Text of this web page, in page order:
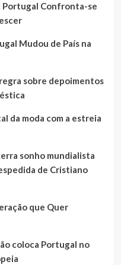
Portugal Confronta-se
Mudou de País na
sobre depoimentos
da moda com a estreia
sonho mundialista
de Cristiano
que Quer
coloca Portugal no